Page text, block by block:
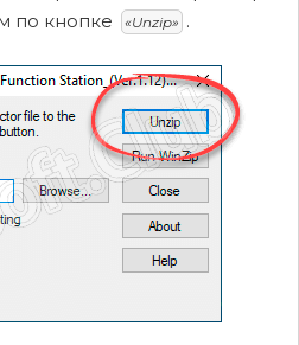
по кнопке
«Unzip» .